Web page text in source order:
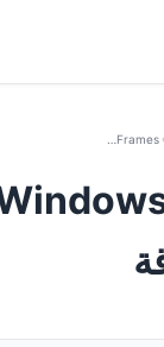
Doors Windows Frames